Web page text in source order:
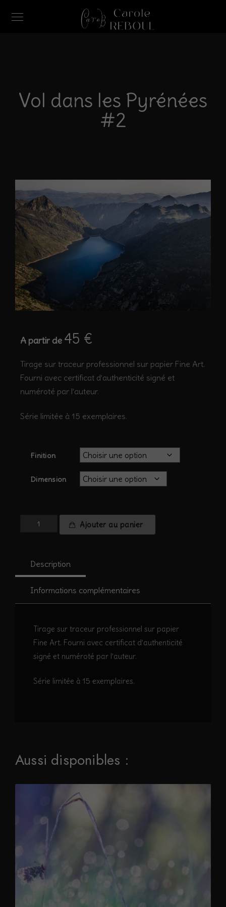
Vol dans les Pyrénées
#2
A partir de 45 €
Tirage sur traceur professionnel sur papier Fine Art.
Fourni avec certificat d’authenticité signé et
numéroté par l’auteur.
Série limitée à 15 exemplaires.
Finition
Dimension
quantité
Pyrénées
Ajouter au panier
Description
Informations complémentaires
Tirage sur traceur professionnel sur papier
Fine Art. Fourni avec certificat d’authenticité
signé et numéroté par l’auteur.
Série limitée à 15 exemplaires.
Aussi disponibles :